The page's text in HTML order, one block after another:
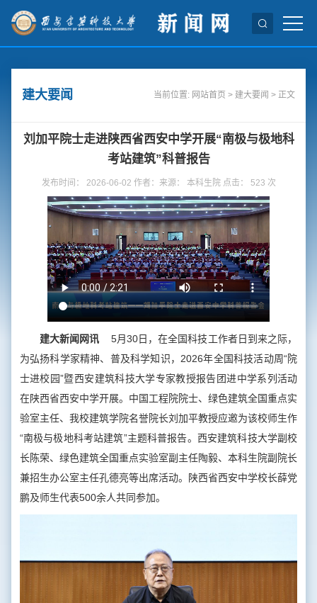
建大要闻 当前位置: 网站首页 > 建大要闻 > 正文
刘加平院士走进陕西省西安中学开展“南极与极地科
考站建筑”科普报告
发布时间： 2026-06-02 作者：来源： 本科生院 点击： 523 次
建大新闻网讯 5月30日，在全国科技工作者日到来之际，
为弘扬科学家精神、普及科学知识，2026年全国科技活动周“院
士进校园”暨西安建筑科技大学专家教授报告团进中学系列活动
在陕西省西安中学开展。中国工程院院士、绿色建筑全国重点实
验室主任、我校建筑学院名誉院长刘加平教授应邀为该校师生作
“南极与极地科考站建筑”主题科普报告。西安建筑科技大学副校
长陈荣、绿色建筑全国重点实验室副主任陶毅、本科生院副院长
兼招生办公室主任孔德亮等出席活动。陕西省西安中学校长薛党
鹏及师生代表500余人共同参加。